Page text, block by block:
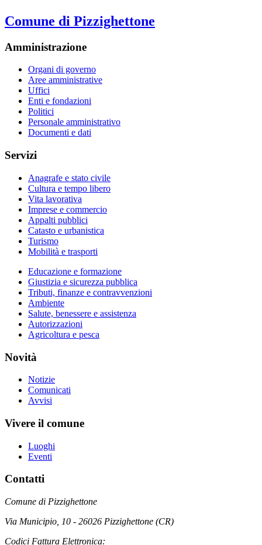
Comune di Pizzighettone
Amministrazione
Organi di governo
Aree amministrative
Uffici
Enti e fondazioni
Politici
Personale amministrativo
Documenti e dati
Servizi
Anagrafe e stato civile
Cultura e tempo libero
Vita lavorativa
Imprese e commercio
Appalti pubblici
Catasto e urbanistica
Turismo
Mobilità e trasporti
Educazione e formazione
Giustizia e sicurezza pubblica
Tributi, finanze e contravvenzioni
Ambiente
Salute, benessere e assistenza
Autorizzazioni
Agricoltura e pesca
Novità
Notizie
Comunicati
Avvisi
Vivere il comune
Luoghi
Eventi
Contatti
Comune di Pizzighettone
Via Municipio, 10 - 26026 Pizzighettone (CR)
Codici Fattura Elettronica: